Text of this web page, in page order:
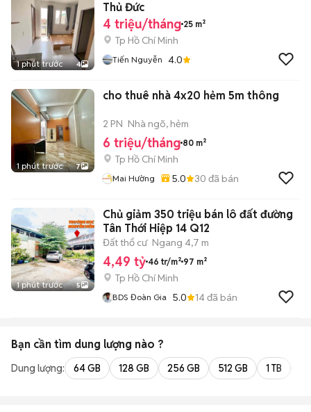
1 phút trước 4
Thủ Đức
4 triệu/tháng 25 m²
Tp Hồ Chí Minh
Tiến Nguyễn 4.0
1 phút trước 7
cho thuê nhà 4x20 hẻm 5m thông
2 PN Nhà ngõ, hẻm
6 triệu/tháng 80 m²
Tp Hồ Chí Minh
Mai Hường 5.0 30 đã bán
1 phút trước 5
Chủ giảm 350 triệu bán lô đất đường
Tân Thới Hiệp 14 Q12
Đất thổ cư Ngang 4,7 m
4,49 tỷ 46 tr/m² 97 m²
Tp Hồ Chí Minh
BDS Đoàn Gia 5.0 14đã bán
Bạn cần tìm dung lượng nào ?
Dung lượng: 64 GB 128 GB 256 GB 512 GB 1 TB